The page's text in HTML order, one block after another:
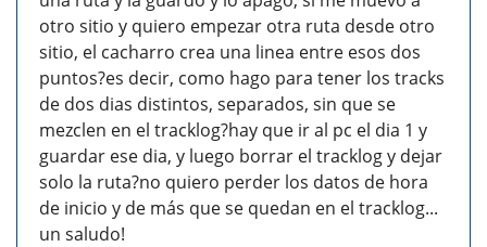
otro sitio y quiero empezar otra ruta desde otro
sitio, el cacharro crea una linea entre esos dos
puntos?es decir, como hago para tener los tracks
de dos dias distintos, separados, sin que se
mezclen en el tracklog?hay que ir al pc el dia 1 y
guardar ese dia, y luego borrar el tracklog y dejar
solo la ruta?no quiero perder los datos de hora
de inicio y de más que se quedan en el tracklog...
un saludo!